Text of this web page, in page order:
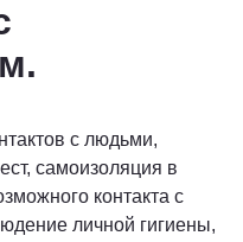
с людьми,
самоизоляция в
контакта с
личной гигиены,